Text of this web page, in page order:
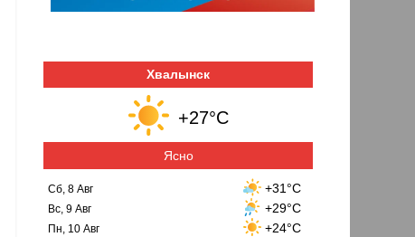
Хвалынск
+27°C
Ясно
Сб, 8 Авг +31°C
Вс, 9 Авг +29°C
Пн, 10 Авг +24°C